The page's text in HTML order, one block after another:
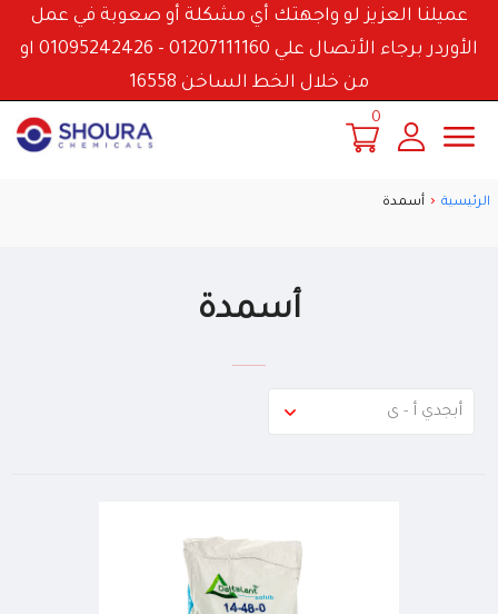
عميلنا العزيز لو واجهتك أي مشكلة أو صعوبة في عمل
الأوردر برجاء الأتصال علي 01207111160 - 01095242426 او
من خلال الخط الساخن 16558
0
الرئيسية أسمدة
أسمدة